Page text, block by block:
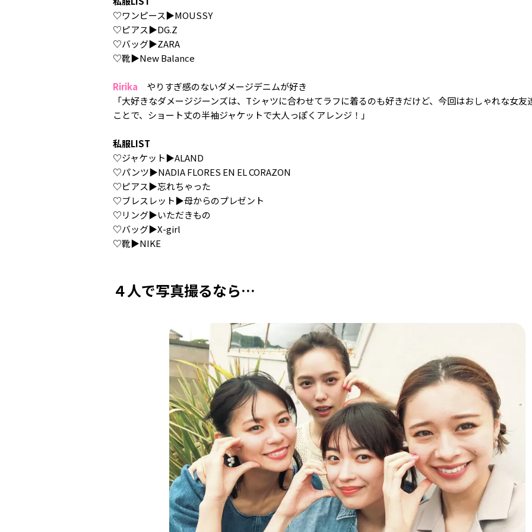
♡ワンピース▶︎MOUSSY
♡ピアス▶︎DG.Z
♡バッグ▶︎ZARA
♡靴▶︎New Balance
Ririka
やりすぎ感のないダメージデニムが好き
「大好きなダメージジーンズは、Tシャツに合わせてラフに着るのも好きだけど、今回はおしゃれな女友
ことで、ショート丈の半袖ジャケットで大人っぽくアレンジ！」
私服LIST
♡ジャケット▶︎ALAND
♡パンツ▶︎NADIA FLORES EN EL CORAZON
♡ピアス▶︎忘れちゃった
♡ブレスレット▶︎母からのプレゼント
♡リング▶︎いただきもの
♡バッグ▶︎X-girl
♡靴▶︎NIKE
４人で写真撮るなら…